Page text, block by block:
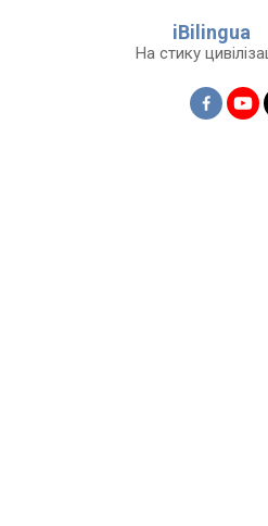
iBilingua
На стику